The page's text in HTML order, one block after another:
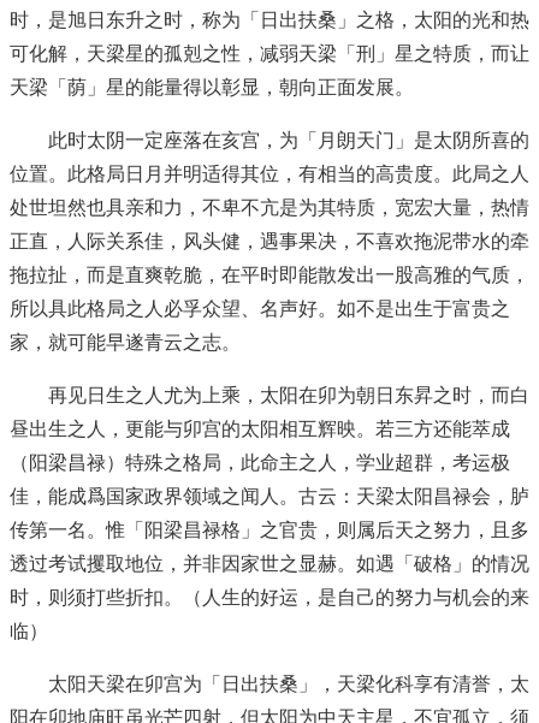
时，是旭日东升之时，称为「日出扶桑」之格，太阳的光和热
可化解，天梁星的孤剋之性，减弱天梁「刑」星之特质，而让
天梁「荫」星的能量得以彰显，朝向正面发展。
此时太阴一定座落在亥宫，为「月朗天门」是太阴所喜的
位置。此格局日月并明适得其位，有相当的高贵度。此局之人
处世坦然也具亲和力，不卑不亢是为其特质，宽宏大量，热情
正直，人际关系佳，风头健，遇事果决，不喜欢拖泥带水的牵
拖拉扯，而是直爽乾脆，在平时即能散发出一股高雅的气质，
所以具此格局之人必孚众望、名声好。如不是出生于富贵之
家，就可能早遂青云之志。
再见日生之人尤为上乘，太阳在卯为朝日东昇之时，而白
昼出生之人，更能与卯宫的太阳相互辉映。若三方还能萃成
（阳梁昌禄）特殊之格局，此命主之人，学业超群，考运极
佳，能成爲国家政界领域之闻人。古云：天梁太阳昌禄会，胪
传第一名。惟「阳梁昌禄格」之官贵，则属后天之努力，且多
透过考试攫取地位，并非因家世之显赫。如遇「破格」的情况
时，则须打些折扣。（人生的好运，是自己的努力与机会的来
临）
太阳天梁在卯宫为「日出扶桑」，天梁化科享有清誉，太
阳在卯地庙旺虽光芒四射，但太阳为中天主星，不宜孤立，须